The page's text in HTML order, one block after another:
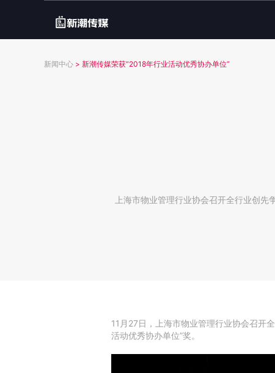
新闻中心 > 新潮传媒荣获“2018年行业活动优秀协办单位”
上海市物业管理行业协会召开全行业创
11月27日，上海市物业管理行业协会召开
活动优秀协办单位”奖。